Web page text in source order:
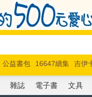
公益書包 16647續集 吉伊
馬斯克 玩具總動員5 超慢
雜誌 電子書 文具